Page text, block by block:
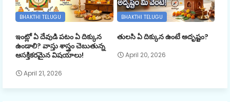
BHAKTHI TELUGU
ఇంట్లో ఏ దేవుడి పటం ఏ దిక్కున
ఉండాలి? వాస్తు శాస్త్రం చెబుతున్న
ఆసక్తికరమైన విషయాలు!
April 21, 2026
BHAKTHI TELUGU
తులసి ఏ దిక్కున ఉంటే అదృష్టం?
April 20, 2026